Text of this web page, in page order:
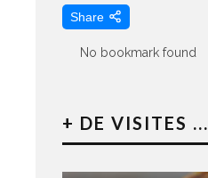
Share
No bookmark found
+ DE VISITES ...